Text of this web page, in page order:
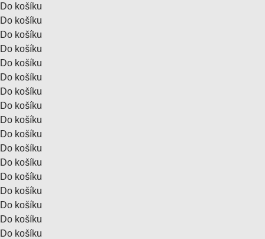
Do košíku
Do košíku
Do košíku
Do košíku
Do košíku
Do košíku
Do košíku
Do košíku
Do košíku
Do košíku
Do košíku
Do košíku
Do košíku
Do košíku
Do košíku
Do košíku
Do košíku